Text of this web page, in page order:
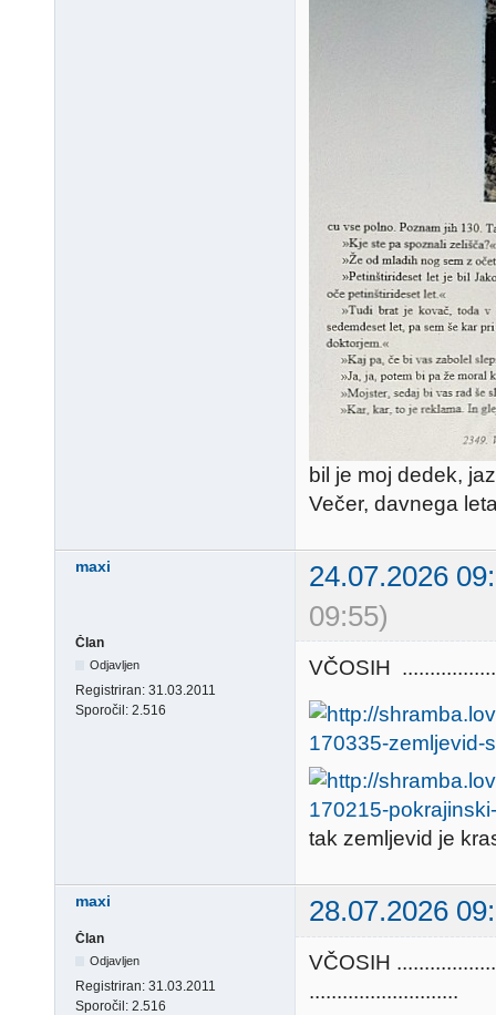
bil je moj dedek,
Večer, davnega
maxi
24.07.2026
09:55)
Član
Odjavljen
Registriran: 31.03.2011
Sporočil: 2.516
VČOSIH
tak zemljevid je
maxi 28.07.2026
Član
Odjavljen
Registriran: 31.03.2011
Sporočil: 2.516
VČOSIH
...........................